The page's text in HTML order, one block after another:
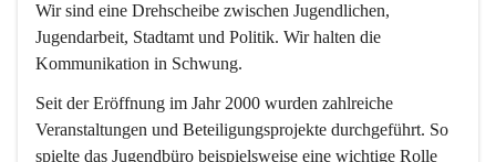
Wir sind eine Drehscheibe zwischen Jugendlichen,
Jugendarbeit, Stadtamt und Politik. Wir halten die
Kommunikation in Schwung.
Seit der Eröffnung im Jahr 2000 wurden zahlreiche
Veranstaltungen und Beteiligungsprojekte durchgeführt. So
spielte das Jugendbüro beispielsweise eine wichtige Rolle